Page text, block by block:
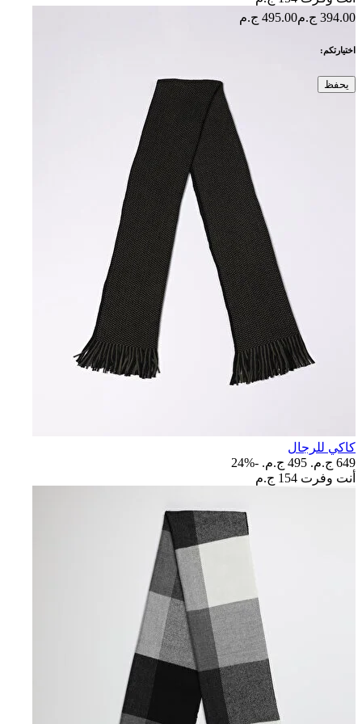
394.00 ج.م 495.00 ج.م
اختيارتكم:
يحفظ
كاكي للرجال
649 ج.م.‏
495 ج.م.‏
-24%
أنت وفرت 154 ج.م